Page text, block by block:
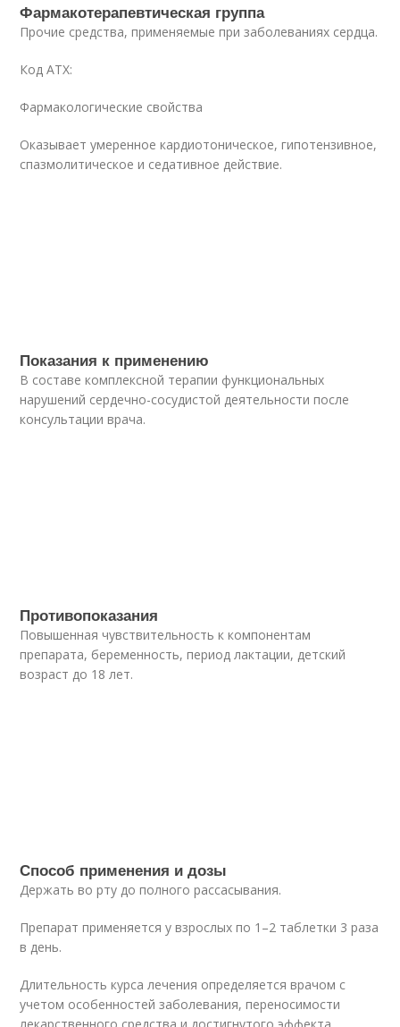
Фармакотерапевтическая группа
Прочие средства, применяемые при заболеваниях сердца.
Код ATX:
Фармакологические свойства
Оказывает умеренное кардиотоническое, гипотензивное,
спазмолитическое и седативное действие.
Показания к применению
В составе комплексной терапии функциональных
нарушений сердечно-сосудистой деятельности после
консультации врача.
Противопоказания
Повышенная чувствительность к компонентам
препарата, беременность, период лактации, детский
возраст до 18 лет.
Способ применения и дозы
Держать во рту до полного рассасывания.
Препарат применяется у взрослых по 1–2 таблетки 3 раза
в день.
Длительность курса лечения определяется врачом с
учетом особенностей заболевания, переносимости